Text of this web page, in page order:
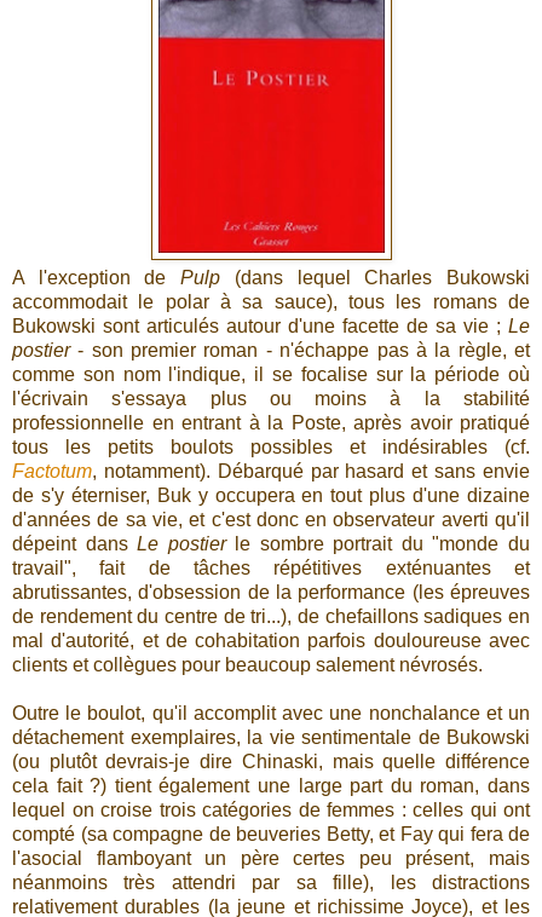
A l'exception dePulp (dans lequel Charles Bukowski
accommodait le polar à sa sauce), tous les romans de
Bukowski sont articulés autour d'une facette de sa vie ; Le
postier- son premier roman - n'échappe pas à la règle, et
comme son nom l'indique, il se focalise sur la période où
l'écrivain s'essaya plus ou moins à la stabilité
professionnelle en entrant à la Poste, après avoir pratiqué
tous les petits boulots possibles et indésirables (cf.
Factotum, notamment). Débarqué par hasard et sans envie
de s'y éterniser, Buk y occupera en tout plus d'une dizaine
d'années de sa vie, et c'est donc en observateur averti qu'il
dépeint dansLe postierle sombre portrait du "monde du
travail", fait de tâches répétitives exténuantes et
abrutissantes, d'obsession de la performance (les épreuves
de rendement du centre de tri...), de chefaillons sadiques en
mal d'autorité, et de cohabitation parfois douloureuse avec
clients et collègues pour beaucoup salement névrosés.
Outre le boulot, qu'il accomplit avec une nonchalance et un
détachement exemplaires, la vie sentimentale de Bukowski
(ou plutôt devrais-je dire Chinaski, mais quelle différence
cela fait ?) tient également une large part du roman, dans
lequel on croise trois catégories de femmes : celles qui ont
compté (sa compagne de beuveries Betty, et Fay qui fera de
l'asocial flamboyant un père certes peu présent, mais
néanmoins très attendri par sa fille), les distractions
relativement durables (la jeune et richissime Joyce), et les